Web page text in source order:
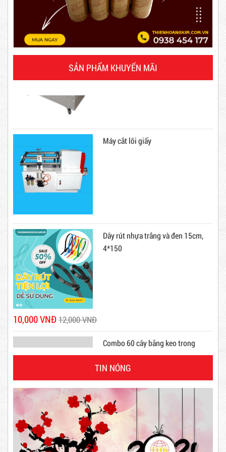
Combo 20 Cây Băng Keo Đục 60mm 200Y 2kg
Mã sản phẩm: BKD60mmx2kg
Mã sản phẩm: DRN20cm
Dây Rút Nhựa Trắng Và Đen 15cm, 4*150
10,000 VNĐ 12,000 VNĐ
SẢN PHẨM KHUYẾN MÃI
Máy rút màng co
10,000 VNĐ12,000 VNĐ
63,000 VNĐ65,000 VNĐ
Dây rút nhựa trắng và đen 10cm,
3*100
TIN NÓNG